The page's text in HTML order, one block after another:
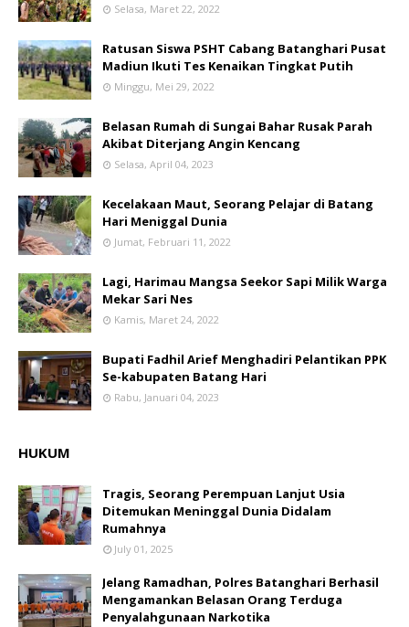
Selasa, Maret 22, 2022
Ratusan Siswa PSHT Cabang Batanghari Pusat
Madiun Ikuti Tes Kenaikan Tingkat Putih
Minggu, Mei 29, 2022
Belasan Rumah di Sungai Bahar Rusak Parah
Akibat Diterjang Angin Kencang
Selasa, April 04, 2023
Kecelakaan Maut, Seorang Pelajar di Batang
Hari Meniggal Dunia
Jumat, Februari 11, 2022
Lagi, Harimau Mangsa Seekor Sapi Milik Warga
Mekar Sari Nes
Kamis, Maret 24, 2022
Bupati Fadhil Arief Menghadiri Pelantikan PPK
Se-kabupaten Batang Hari
Rabu, Januari 04, 2023
HUKUM
Tragis, Seorang Perempuan Lanjut Usia
Ditemukan Meninggal Dunia Didalam
Rumahnya
July 01, 2025
Jelang Ramadhan, Polres Batanghari Berhasil
Mengamankan Belasan Orang Terduga
Penyalahgunaan Narkotika